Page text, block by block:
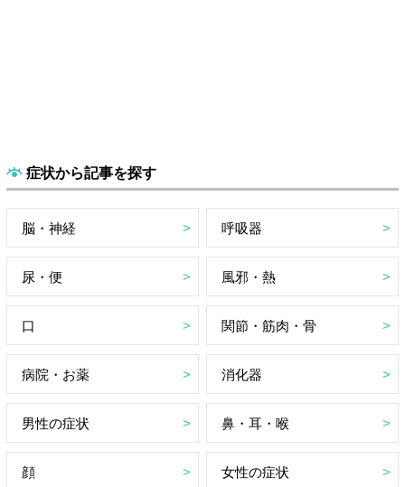
症状から記事を探す
脳・神経 呼吸器
尿・便 風邪・熱
口 関節・筋肉・骨
病院・お薬 消化器
男性の症状 鼻・耳・喉
顔 女性の症状